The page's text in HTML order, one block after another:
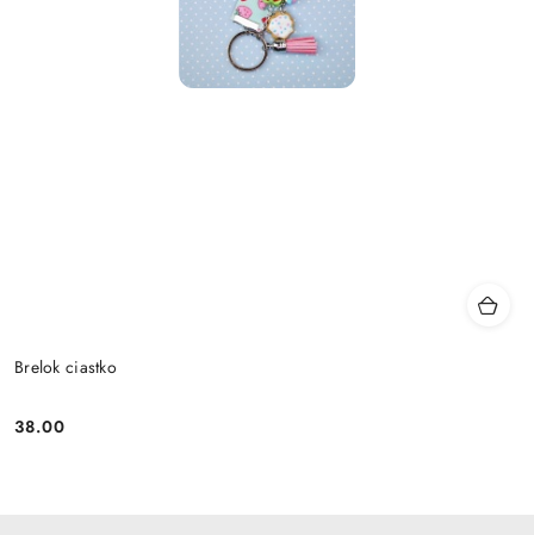
Brelok ciastko
Cena:
38.00